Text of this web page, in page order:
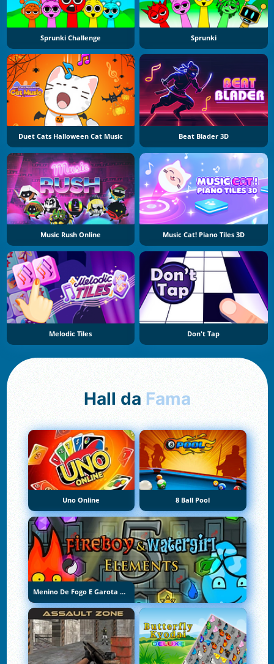
Sprunki Challenge Sprunki
Duet Cats Halloween Cat Music Beat Blader 3D
Music Rush Online Music Cat! Piano Tiles 3D
Melodic Tiles Don't Tap
Hall da Fama
Uno Online 8 Ball Pool
Menino De Fogo E Garota De Água 5: Elementos